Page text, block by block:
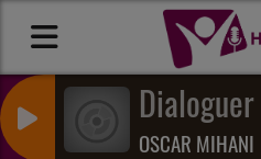
Dialoguer
OSCAR MIHANI